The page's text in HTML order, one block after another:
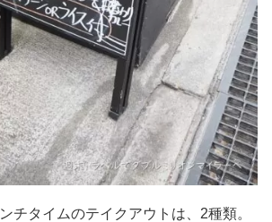
チタイムのテイクアウトは、2種類。